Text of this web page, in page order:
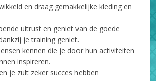
en draag gemakkelijke kleding en
uitrust en geniet van de goede
je training geniet.
kennen die je door hun activiteiten
inspireren.
je zult zeker succes hebben